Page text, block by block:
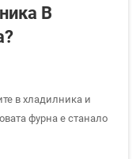
В
в хладилника и
фурна е станало
с храни.